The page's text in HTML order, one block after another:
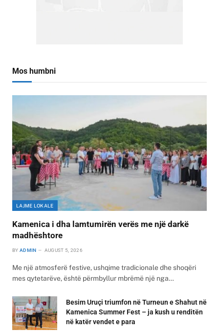
Mos humbni
LAJME LOKALE
Kamenica i dha lamtumirën verës me një darkë
madhështore
BY ADMIN AUGUST 5, 2026
Me një atmosferë festive, ushqime tradicionale dhe shoqëri
mes qytetarëve, është përmbyllur mbrëmë një nga…
Besim Uruçi triumfon në Turneun e Shahut në
Kamenica Summer Fest – ja kush u renditën
në katër vendet e para